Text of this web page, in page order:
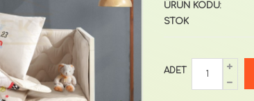
ÜRÜN KODU:
STOK
ADET